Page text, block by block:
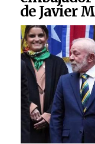
de Javier